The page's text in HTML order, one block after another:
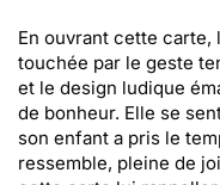
En ouvrant cette carte,
touchée par le geste
et le design ludique
de bonheur. Elle se
son enfant a pris le
ressemble, pleine de